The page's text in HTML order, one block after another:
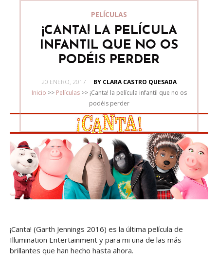
PELÍCULAS
¡CANTA! LA PELÍCULA
INFANTIL QUE NO OS
PODÉIS PERDER
POSTED
20 ENERO, 2017
BY CLARA CASTRO QUESADA
Inicio >> Películas>> ¡Canta! la película infantil que no os
podéis perder
¡Canta! (Garth Jennings 2016) es la última película de
Illumination Entertainment y para mi una de las más
brillantes que han hecho hasta ahora.